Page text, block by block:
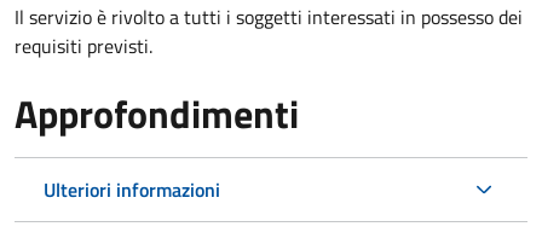
Il servizio è rivolto a tutti i soggetti interessati in possesso dei
requisiti previsti.
Approfondimenti
Ulteriori informazioni